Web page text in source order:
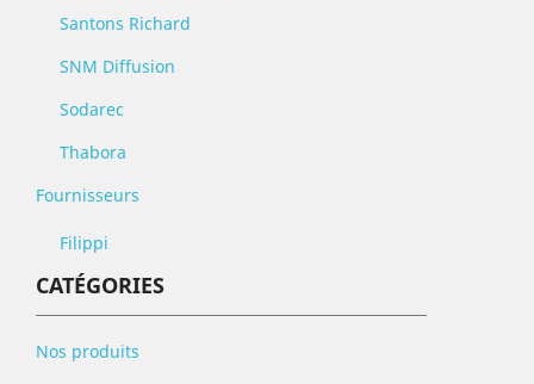
Santons Richard
SNM Diffusion
Sodarec
Thabora
Fournisseurs
Filippi
CATÉGORIES
Nos produits